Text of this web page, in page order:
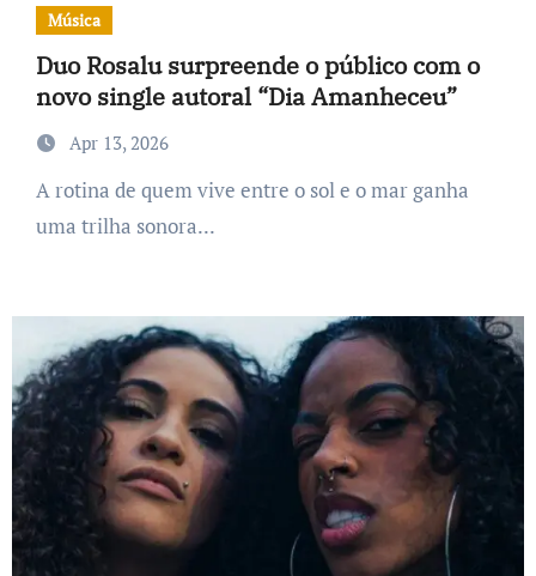
Música
Duo Rosalu surpreende o público com o
novo single autoral “Dia Amanheceu”
Apr 13, 2026
A rotina de quem vive entre o sol e o mar ganha
uma trilha sonora...